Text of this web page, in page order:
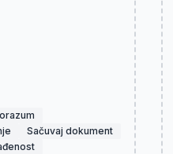
Sačuvaj dokument